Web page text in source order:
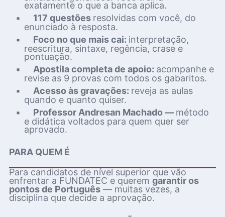
exatamente o que a banca aplica.
▪
117 questões resolvidas com você, do
enunciado à resposta.
▪
Foco no que mais cai: interpretação,
reescritura, sintaxe, regência, crase e
pontuação.
▪
Apostila completa de apoio: acompanhe e
revise as 9 provas com todos os gabaritos.
▪
Acesso às gravações: reveja as aulas
quando e quanto quiser.
▪
Professor Andresan Machado — método
e didática voltados para quem quer ser
aprovado.
PARA QUEM É
Para candidatos de nível superior que vão
enfrentar a FUNDATEC e querem garantir os
pontos de Português— muitas vezes, a
disciplina que decide a aprovação.